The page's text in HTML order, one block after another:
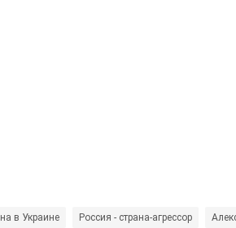
в Украине Россия - страна-агрессор